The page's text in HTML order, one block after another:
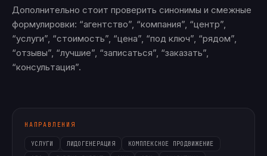
Дополнительно стоит проверить синонимы и смежные
формулировки: “агентство”, “компания”, “центр”,
“услуги”, “стоимость”, “цена”, “под ключ”, “рядом”,
“отзывы”, “лучшие”, “записаться”, “заказать”,
“консультация”.
НАПРАВЛЕНИЯ
УСЛУГИ ЛИДОГЕНЕРАЦИЯ
КОМПЛЕКСНОЕ ПРОДВИЖЕНИЕ